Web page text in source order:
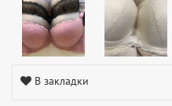
В закладки